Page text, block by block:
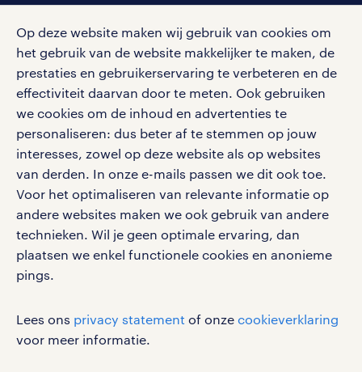
Op deze website maken wij gebruik van cookies om
het gebruik van de website makkelijker te maken, de
prestaties en gebruikerservaring te verbeteren en de
effectiviteit daarvan door te meten. Ook gebruiken
we cookies om de inhoud en advertenties te
personaliseren: dus beter af te stemmen op jouw
interesses, zowel op deze website als op websites
van derden. In onze e-mails passen we dit ook toe.
Voor het optimaliseren van relevante informatie op
andere websites maken we ook gebruik van andere
technieken. Wil je geen optimale ervaring, dan
plaatsen we enkel functionele cookies en anonieme
pings.
Lees ons privacy statement of onze cookieverklaring
voor meer informatie.
social media
Volg ons voor de leukste content omtrent
vacatures, solliciteren en inspiratie.
werken bij randstad
gebruikersvoorwaarden
privacystatement
cookies